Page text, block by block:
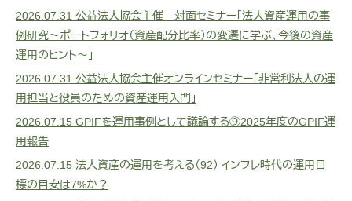
2026.07.31 公益法人協会主催 対面セミナー「法人資産運用の事
例研究～ポートフォリオ（資産配分比率）の変遷に学ぶ、今後の資産
運用のヒント～」
2026.07.31 公益法人協会主催オンラインセミナー「非営利法人の運
用担当と役員のための資産運用入門」
2026.07.15 GPIFを運用事例として議論する⑨2025年度のGPIF運
用報告
2026.07.15 法人資産の運用を考える（92） インフレ時代の運用目
標の目安は7%か？